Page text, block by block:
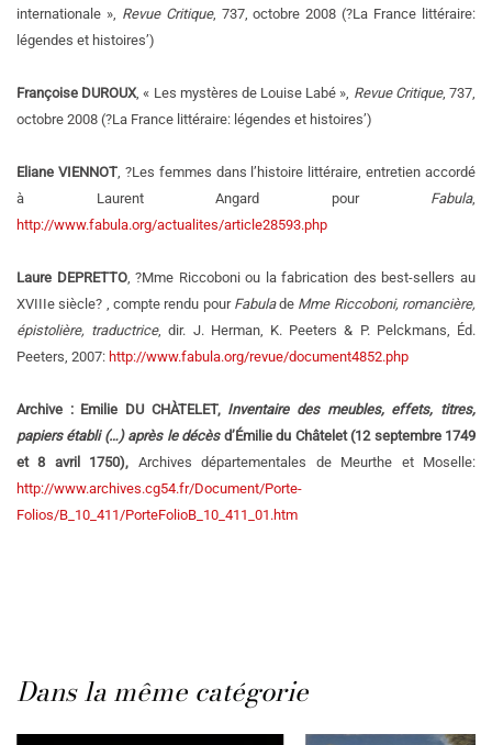
internationale », Revue Critique, 737, octobre 2008 (?La France littéraire:
légendes et histoires’)
Françoise DUROUX, « Les mystères de Louise Labé », Revue Critique, 737,
octobre 2008 (?La France littéraire: légendes et histoires’)
Eliane VIENNOT, ?Les femmes dans l’histoire littéraire, entretien accordé
à Laurent Angard pour Fabula,
http://www.fabula.org/actualites/article28593.php
Laure DEPRETTO, ?Mme Riccoboni ou la fabrication des best-sellers au
XVIIIe siècle? , compte rendu pour Fabulade Mme Riccoboni, romancière,
épistolière, traductrice, dir. J. Herman, K. Peeters & P. Pelckmans, Éd.
Peeters, 2007: http://www.fabula.org/revue/document4852.php
Archive : Emilie DU CHÀTELET, Inventaire des meubles, effets, titres,
papiers établi (…) après le décès d’Émilie du Châtelet (12 septembre 1749
et 8 avril 1750), Archives départementales de Meurthe et Moselle:
http://www.archives.cg54.fr/Document/Porte-
Folios/B_10_411/PorteFolioB_10_411_01.htm
Dans la même catégorie